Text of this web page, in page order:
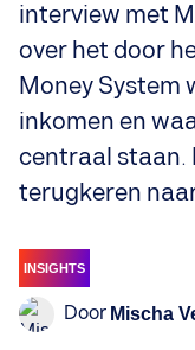
interview met
over het door
Money System
inkomen en
centraal staan.
terugkeren
INSIGHTS
Door Mischa